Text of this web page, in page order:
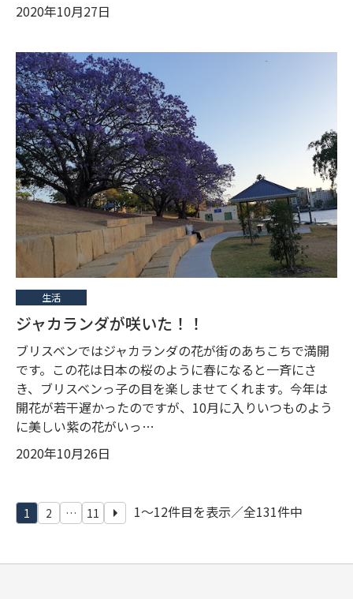
2020年10月27日
生活
ジャカランダが咲いた！！
ブリスベンではジャカランダの花が街のあちこちで満開
です。この花は日本の桜のように春になると一斉にさ
き、ブリスベンっ子の目を楽しませてくれます。今年は
開花が若干遅かったのですが、10月に入りいつものよう
に美しい紫の花がいっ…
2020年10月26日
投稿のページ送り
1 2 … 11 1〜12件目を表示／全131件中